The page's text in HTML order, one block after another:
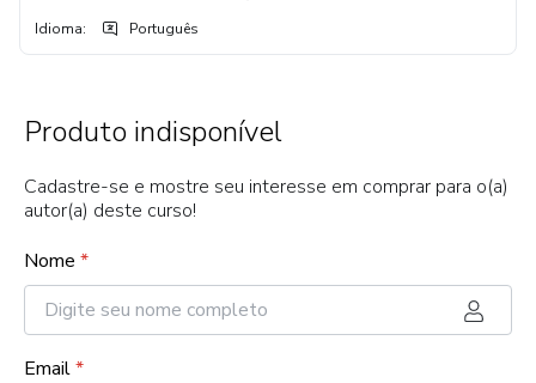
Idioma: Português
Produto indisponível
Cadastre-se e mostre seu interesse em comprar para o(a)
autor(a) deste curso!
Nome *
Email*